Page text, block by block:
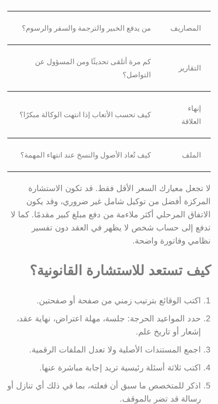
المصاريف من يدفع الخبير والترجمة والسفر والرسوم؟
التقارير
كم مرة أتلقى تحديثًا ومن المسؤول عن
التواصل؟
إنهاء
العلاقة
كيف تحسب الأتعاب إذا انتهت الوكالة مبكرًا؟
الملف كيف تُعاد الأصول والنسخ عند انتهاء المهمة؟
لا تجعل معيارك السعر الأقل فقط. قد تكون الاستشارة
المركزة أفضل من توكيل شامل غير ضروري، وقد يكون
الاتفاق المرحلي أكثر ملاءمة من دفع مبلغ كبير مقدمًا. كما لا
تدفع إلى حساب شخص لا يظهر في العقد دون تفسير
نظامي وفاتورة واضحة.
كيف تستعد للاستشارة القانونية؟
اكتب الوقائع بترتيب زمني من صفحة أو صفحتين.
حدد المواعيد الحرجة: جلسة، مهلة اعتراض، نهاية عقد،
إشعار أو تاريخ علم.
اجمع المستندات الأصلية ولا تعدل الملفات الرقمية.
اكتب ثلاثة أسئلة رئيسية تريد إجابة مباشرة عنها.
اذكر للمتخصص ما سبق أن فعلته، بما في ذلك أي تنازل أو
رسالة قد تضر بالموقف.